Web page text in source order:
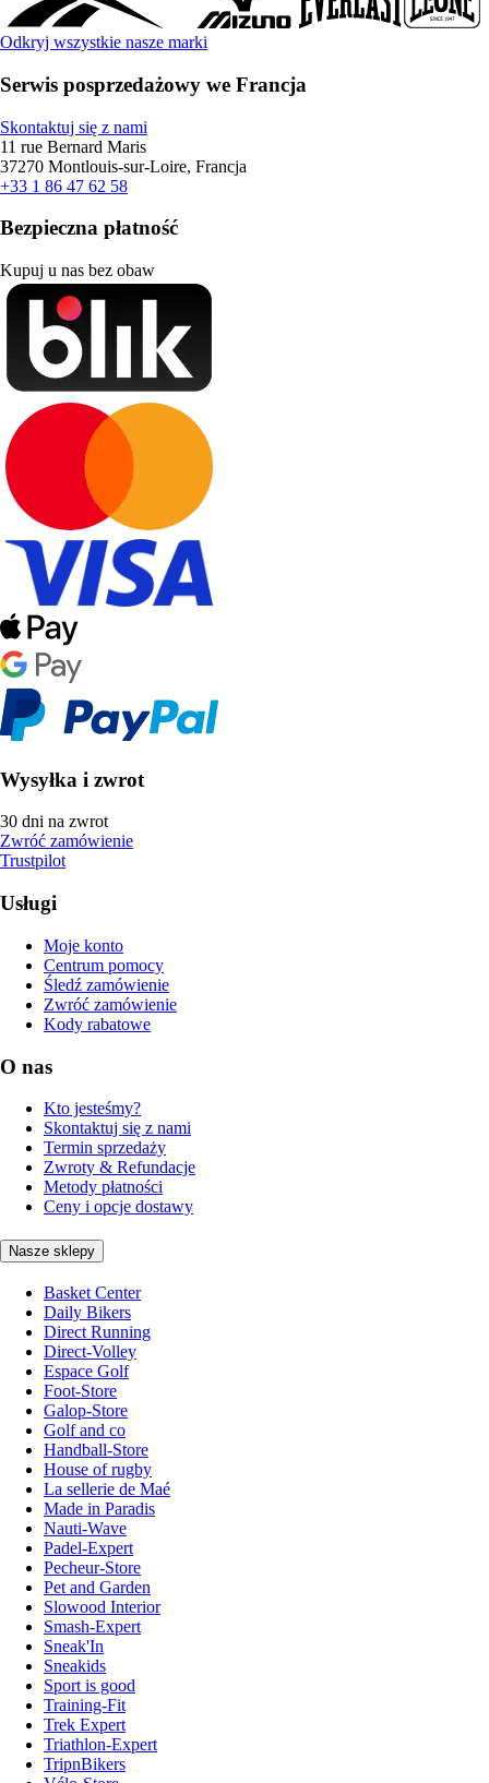
Odkryj wszystkie nasze marki
Serwis posprzedażowy we Francja
Skontaktuj się z nami
11 rue Bernard Maris
37270 Montlouis-sur-Loire, Francja
+33 1 86 47 62 58
Bezpieczna płatność
Kupuj u nas bez obaw
Wysyłka i zwrot
30 dni na zwrot
Zwróć zamówienie
Trustpilot
Usługi
Moje konto
Centrum pomocy
Śledź zamówienie
Zwróć zamówienie
Kody rabatowe
O nas
Kto jesteśmy?
Skontaktuj się z nami
Termin sprzedaży
Zwroty & Refundacje
Metody płatności
Ceny i opcje dostawy
Nasze sklepy
Basket Center
Daily Bikers
Direct Running
Direct-Volley
Espace Golf
Foot-Store
Galop-Store
Golf and co
Handball-Store
House of rugby
La sellerie de Maé
Made in Paradis
Nauti-Wave
Padel-Expert
Pecheur-Store
Pet and Garden
Slowood Interior
Smash-Expert
Sneak'In
Sneakids
Sport is good
Training-Fit
Trek Expert
Triathlon-Expert
TripnBikers